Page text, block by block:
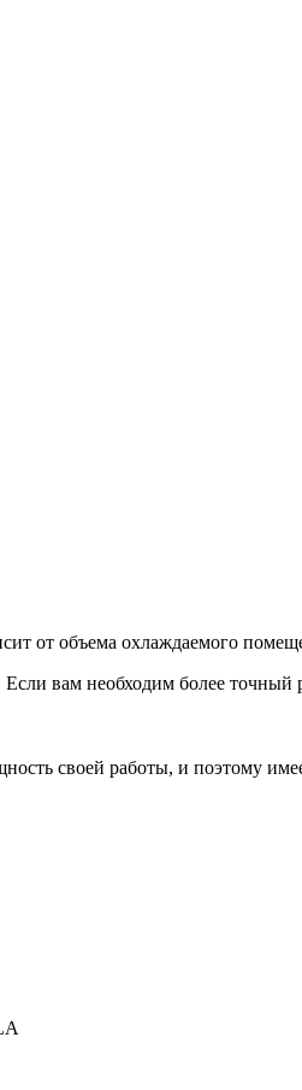
от объема охлаждаемого
вам необходим более точный
своей работы, и поэтому